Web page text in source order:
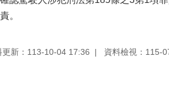
。
更新：113-10-04 17:36 資料檢視：115-